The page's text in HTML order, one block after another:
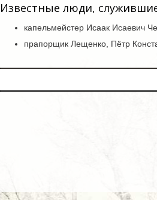
Известные люди,
капельмейстер Исаак Исаевич
прапорщик Лещенко, Пётр